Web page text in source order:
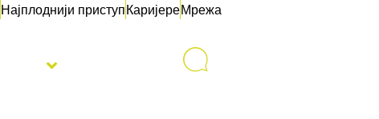
Најплоднији приступКаријереМрежа